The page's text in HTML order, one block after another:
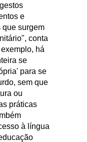
e
que surgem
conta
há
se
para se
sem que
ou
práticas
à língua